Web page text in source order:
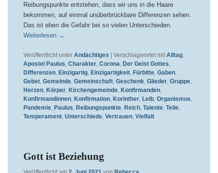
Reibungspunkte entstehen, dass wir uns in die Haare
bekommen, auf einmal unüberbrückbare Differenzen sehen.
Das ist eben die Gefahr bei so vielen Unterschieden.
Weiterlesen →
Veröffentlicht unter Andächtiges Verschlagwortet mit Alltag,
Apostel Paulus, Charakter, Corona, Der Geist Gottes,
Differenzen, Einzigartig, Einzigartigkeit, Fürbitte, Gaben,
Gebet, Gemeinde, Gemeinschaft, Geschenk, Glieder, Gruppe,
Herzen, Körper, Kirchengemeinde, Konfirmanden,
Konfirmandinnen, Konfirmation, Korinther, Leib, Organismus,
Pandemie, Paulus, Reibungspunkte, Reich, Talente, Teile,
Temperament, Unterschiede, Vertrauen, Vielfalt
Gott ist Beziehung